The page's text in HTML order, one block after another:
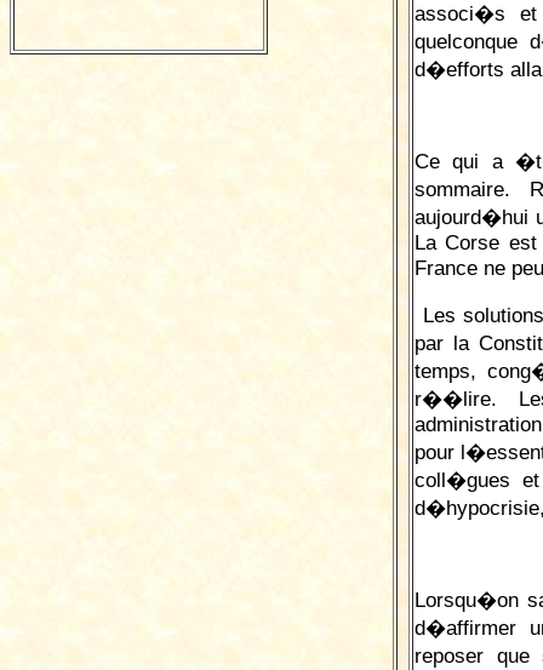
associ�s
quelconque
d�efforts
Ce qui a
sommaire.
aujourd�hui
La Corse
France ne
Les
par la C
temps,
r��lire.
pour
coll�gues
Lorsqu�on
d�affirmer
reposer